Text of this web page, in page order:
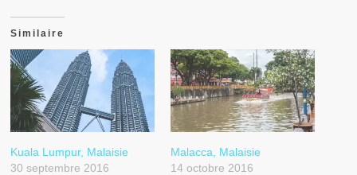
Similaire
Kuala Lumpur, Malaisie
30 septembre 2016
Malacca, Malaisie
14 octobre 2016